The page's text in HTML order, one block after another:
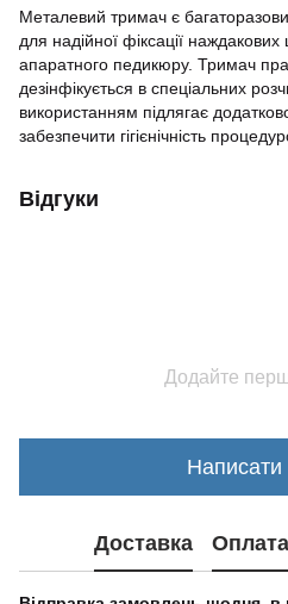
Металевий тримач є
для надійної фіксації наждакових
апаратного педикюру. Тримач
дезінфікується в спеціальних
використанням підлягає
забезпечити гігієнічність
Відгуки
Додайте
Написати
Доставка Оплата